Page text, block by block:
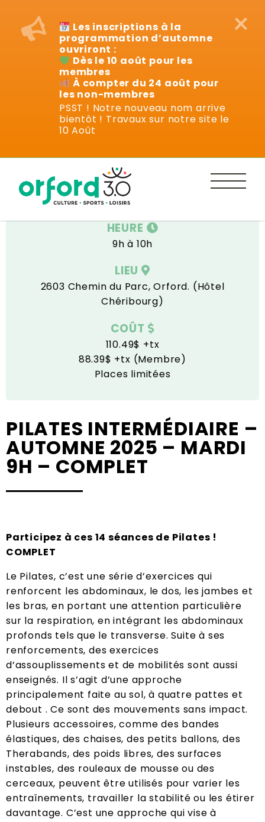
×
Les inscriptions à la
programmation d’automne
ouvriront :
Dès le 10 août pour les
membres
À compter du 24 août pour
les non-membres
PSST ! Notre nouveau nom arrive
bientôt ! Travaux sur notre site le
10 Août
DATE
Mardi 9 septembre au 16 décembre
HEURE
9h à 10h
LIEU
2603 Chemin du Parc, Orford. (Hôtel
Chéribourg)
COÛT
110.49$ +tx
88.39$ +tx (Membre)
Places limitées
PILATES INTERMÉDIAIRE –
AUTOMNE 2025 – MARDI
9H – COMPLET
Participez à ces 14 séances de Pilates !
COMPLET
Le Pilates, c’est une série d’exercices qui
renforcent les abdominaux, le dos, les jambes et
les bras, en portant une attention particulière
sur la respiration, en intégrant les abdominaux
profonds tels que le transverse. Suite à ses
renforcements, des exercices
d’assouplissements et de mobilités sont aussi
enseignés. Il s’agit d’une approche
principalement faite au sol, à quatre pattes et
debout . Ce sont des mouvements sans impact.
Plusieurs accessoires, comme des bandes
élastiques, des chaises, des petits ballons, des
Therabands, des poids libres, des surfaces
instables, des rouleaux de mousse ou des
cerceaux, peuvent être utilisés pour varier les
entraînements, travailler la stabilité ou les étirer
davantage. C’est une approche qui vise à